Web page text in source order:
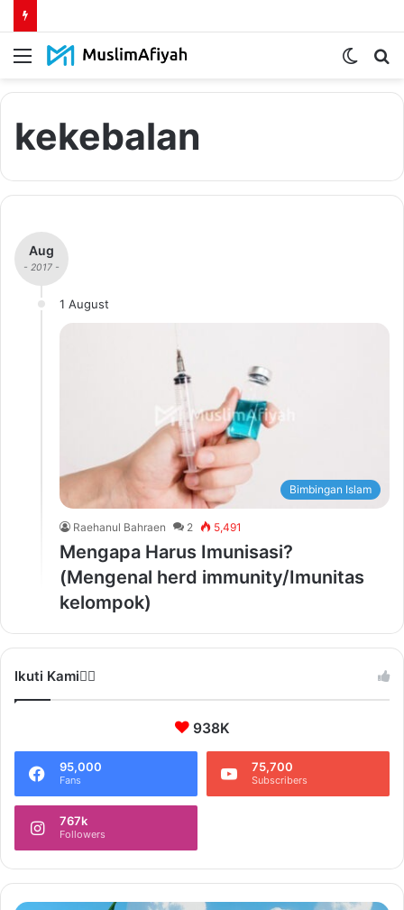
Menu
Switch
kekebalan
Aug
- 2017 -
1 August
Bimbingan Islam
Raehanul Bahraen 2 5,491
Mengapa Harus Imunisasi?
(Mengenal herd immunity/Imunitas
kelompok)
Ikuti Kami❤️‍🔥
938K
95,000
Fans
75,700
Subscribers
767k
Followers